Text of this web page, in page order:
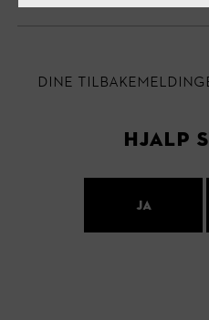
Dine
Hjalp
ja